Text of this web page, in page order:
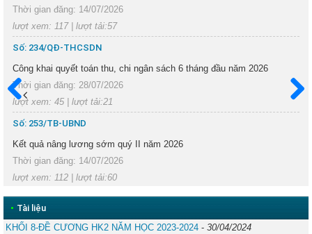
Trước
Thời gian đăng: 14/07/2026
lượt xem: 117 | lượt tải:57
Số: 234/QĐ-THCSDN
Công khai quyết toán thu, chi ngân sách 6 tháng đầu năm 2026
Thời gian đăng: 28/07/2026
lượt xem: 45 | lượt tải:21
Số: 253/TB-UBND
Kết quả nâng lương sớm quý II năm 2026
Thời gian đăng: 14/07/2026
lượt xem: 112 | lượt tải:60
• Tài liệu
KHỐI 8-ĐỀ CƯƠNG HK2 NĂM HỌC 2023-2024 - 30/04/2024